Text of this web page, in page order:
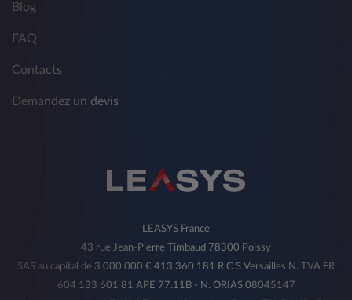
Blog
FAQ
Contacts
Demandez un devis
LEASYS France
43 rue Jean-Pierre Timbaud 78300 Poissy
SAS au capital de 3 000 000 € 413 360 181 R.C.S Versailles N. TVA FR
604 133 601 81 APE 77.11B - N. ORIAS 08045147